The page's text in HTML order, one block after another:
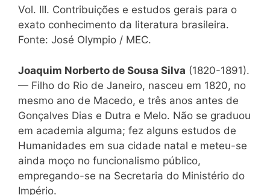
Vol. III. Contribuições e estudos gerais para o
exato conhecimento da literatura brasileira.
Fonte: José Olympio / MEC.
Joaquim Norberto de Sousa Silva (1820-1891).
— Filho do Rio de Janeiro, nasceu em 1820, no
mesmo ano de Macedo, e três anos antes de
Gonçalves Dias e Dutra e Melo. Não se graduou
em academia alguma; fez alguns estudos de
Humanidades em sua cidade natal e meteu-se
ainda moço no funcionalismo público,
empregando-se na Secretaria do Ministério do
Império.